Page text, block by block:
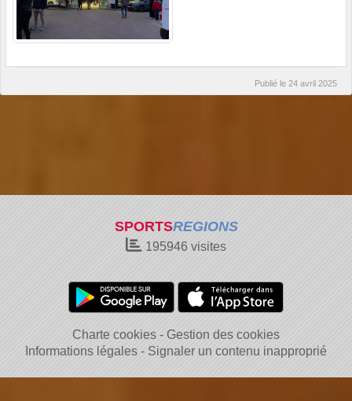
Publié le 24 avril 2025
SPORTSREGIONS
195946 visites
Charte cookies
Gestion des cookies
Informations légales
Signaler un contenu inapproprié